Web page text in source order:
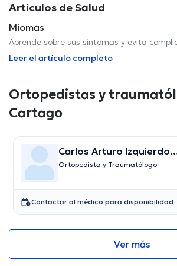
Artículos de Salud
Miomas
Aprende sobre sus síntomas y evita
Leer el artículo completo
Ortopedistas y
Cartago
Carlos Arturo Izquierdo
Corrales
Ortopedista y Traumatólogo
Contactar al médico para disponibilidad
Ver más